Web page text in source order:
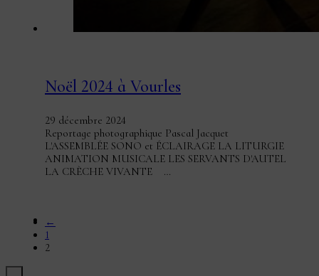
Noël 2024 à Vourles
29 décembre 2024
Reportage photographique Pascal Jacquet
L'ASSEMBLÉE SONO et ÉCLAIRAGE LA LITURGIE
ANIMATION MUSICALE LES SERVANTS D'AUTEL
LA CRÈCHE VIVANTE …
←
1
2